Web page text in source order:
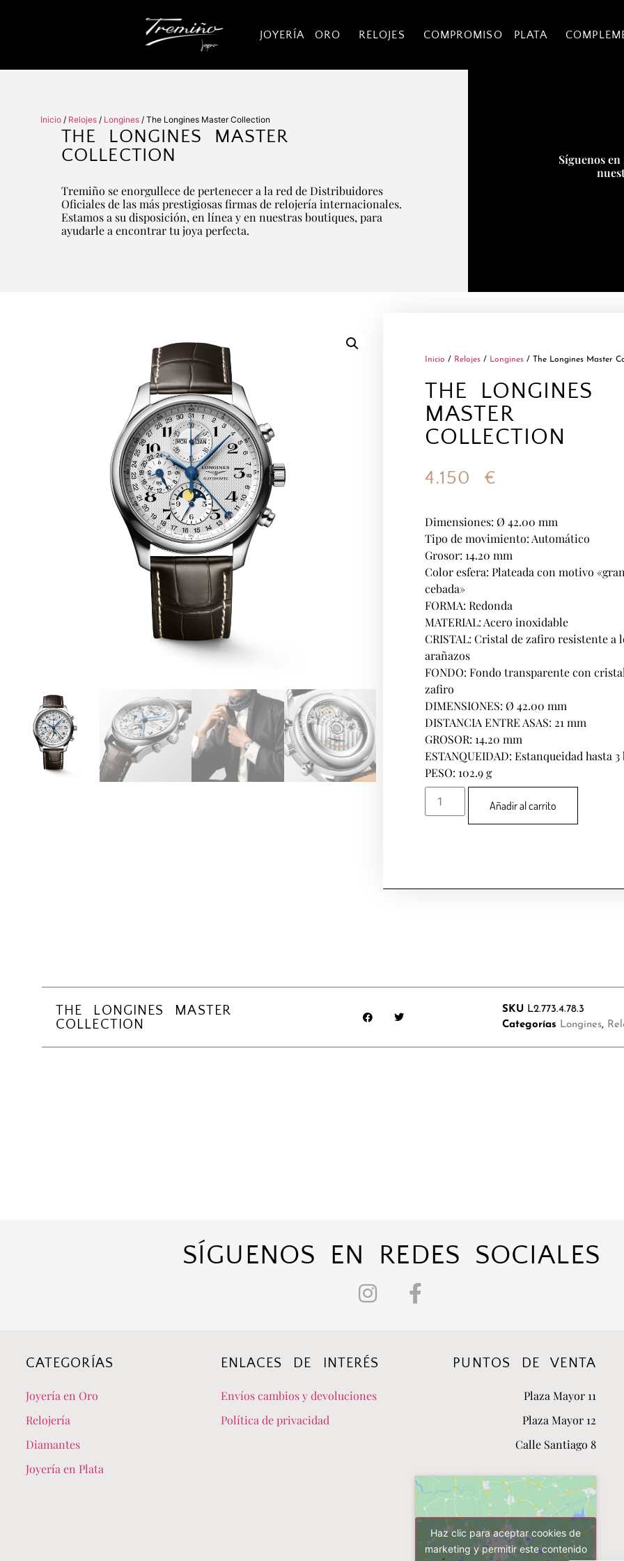
JOYERÍA ORO RELOJES COMPROMISO PLATA
Inicio / Relojes / Longines / The Longines Master Collection
THE LONGINES MASTER
COLLECTION
Tremiño se enorgullece de pertenecer a la red de Distribuidores
Oficiales de las más prestigiosas firmas de relojería internacionales.
Estamos a su disposición, en línea y en nuestras boutiques, para
ayudarle a encontrar tu joya perfecta.
Síguenos
Inicio / Relojes / Longines / The Longines Master
THE LONGINES
MASTER
COLLECTION
4.150 €
Dimensiones: Ø 42.00 mm
Tipo de movimiento: Automático
Grosor: 14.20 mm
Color esfera: Plateada con motivo
cebada»
FORMA: Redonda
MATERIAL: Acero inoxidable
CRISTAL: Cristal de zafiro resistente a
arañazos
FONDO: Fondo transparente con
zafiro
DIMENSIONES: Ø 42.00 mm
DISTANCIA ENTRE ASAS: 21 mm
GROSOR: 14.20 mm
ESTANQUEIDAD: Estanqueidad hasta 3
PESO: 102.9 g
Añadir al carrito
THE LONGINES MASTER
COLLECTION
SKU L2.773.4.78.3
Categorías Longines,
SÍGUENOS EN REDES SOCIALES
CATEGORÍAS
Joyería en Oro
Relojería
Diamantes
Joyería en Plata
ENLACES DE INTERÉS
Envíos cambios y devoluciones
Política de privacidad
PUNTOS DE VENTA
Plaza Mayor 11
Plaza Mayor 12
Calle Santiago 8
Haz clic para aceptar cookies de
marketing y permitir este contenido